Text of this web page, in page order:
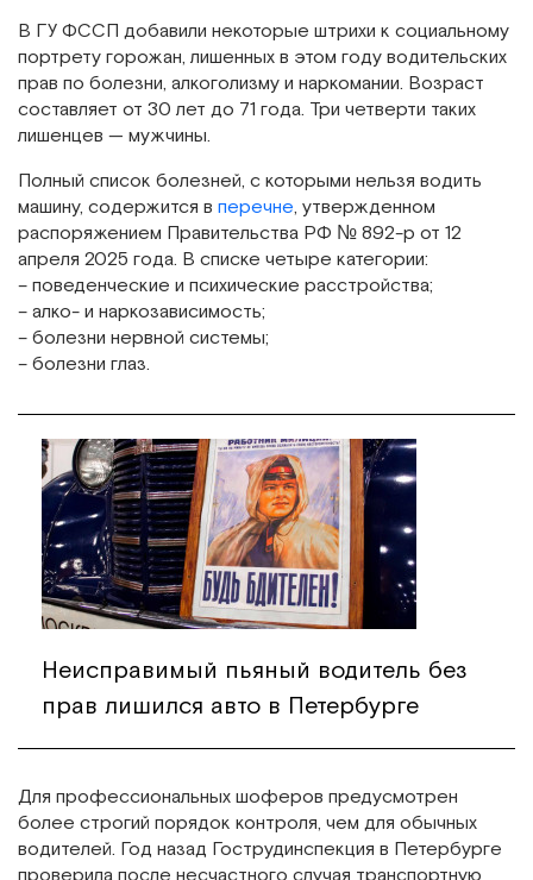
В ГУ ФССП добавили некоторые штрихи к социальному
портрету горожан, лишенных в этом году водительских
прав по болезни, алкоголизму и наркомании. Возраст
составляет от 30 лет до 71 года. Три четверти таких
лишенцев — мужчины.
Полный список болезней, с которыми нельзя водить
машину, содержится в перечне, утвержденном
распоряжением Правительства РФ № 892-р от 12
апреля 2025 года. В списке четыре категории:
– поведенческие и психические расстройства;
– алко- и наркозависимость;
– болезни нервной системы;
– болезни глаз.
Неисправимый пьяный водитель без
прав лишился авто в Петербурге
Для профессиональных шоферов предусмотрен
более строгий порядок контроля, чем для обычных
водителей. Год назад Гострудинспекция в Петербурге